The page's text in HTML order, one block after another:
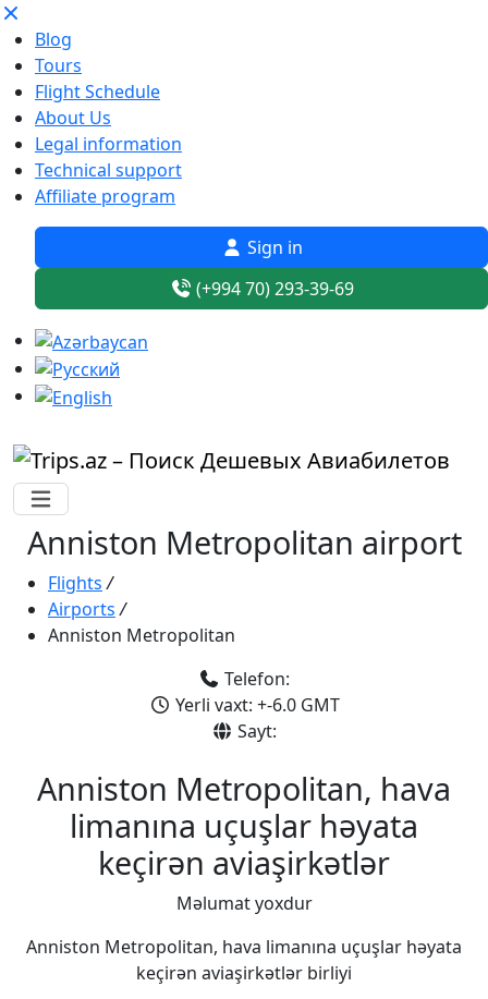
Blog
Tours
Flight Schedule
About Us
Legal information
Technical support
Affiliate program
Sign in
(+994 70) 293-39-69
Anniston Metropolitan airport
Flights /
Airports /
Anniston Metropolitan
Telefon:
Yerli vaxt: +-6.0 GMT
Sayt:
Anniston Metropolitan, hava
limanına uçuşlar həyata
keçirən aviaşirkətlər
Məlumat yoxdur
Anniston Metropolitan, hava limanına uçuşlar həyata
keçirən aviaşirkətlər birliyi